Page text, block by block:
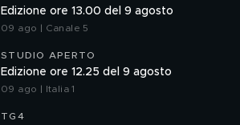
Edizione ore 13.00 del 9 agosto
09 ago | Canale 5
STUDIO APERTO
Edizione ore 12.25 del 9 agosto
09 ago | Italia 1
TG4